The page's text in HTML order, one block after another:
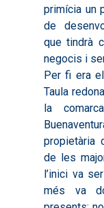
primícia un
de
que tindrà
negocis i
Per fi era
Taula
la
propietària
de les
l’inici va
més va